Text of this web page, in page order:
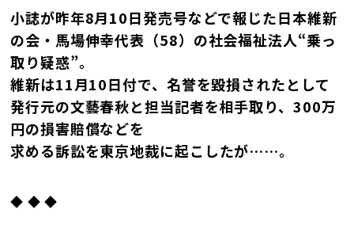
小誌が昨年8月10日発売号などで報じた日本維新
の会・馬場伸幸代表（58）の社会福祉法人“乗っ
取り疑惑”。
維新は11月10日付で、名誉を毀損されたとして
発行元の文藝春秋と担当記者を相手取り、300万
円の損害賠償などを
求める訴訟を東京地裁に起こしたが……。
◆ ◆ ◆